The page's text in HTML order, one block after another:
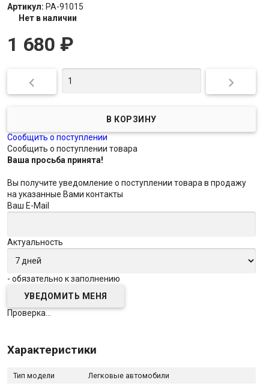
Артикул: PA-91015
Нет в наличии
1 680 ₽
 
Сообщить о поступлении
Сообщить о поступлении товара
Ваша просьба принята!
Вы получите уведомление о поступлении товара в продажу
на указанные Вами контакты
Ваш E-Mail
Актуальность
- обязательно к заполнению
Проверка...
Характеристики
Тип модели Легковые автомобили